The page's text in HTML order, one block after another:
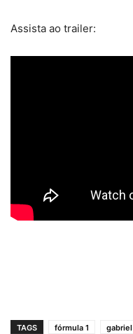
Assista ao trailer:
TAGS fórmula 1